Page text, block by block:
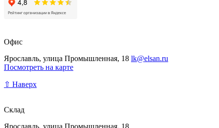
Офис
Ярославль, улица Промышленная, 18 lk@elsan.ru
Посмотреть на карте
⇧ Наверх
Склад
Ярославль, улица Промышленная, 18